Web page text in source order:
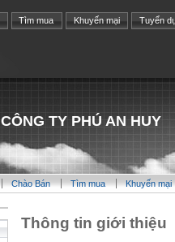
Tìm mua Khuyến mại Tuyển
CÔNG TY PHÚ AN HUY
Chào Bán Tìm mua Khuyến mại
Thông tin giới thiệu